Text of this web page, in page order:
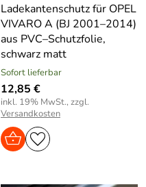
Ladekantenschutz für OPEL
VIVARO A (BJ 2001–2014)
aus PVC–Schutzfolie,
schwarz matt
Sofort lieferbar
12,85 €
inkl. 19% MwSt., zzgl.
Versandkosten